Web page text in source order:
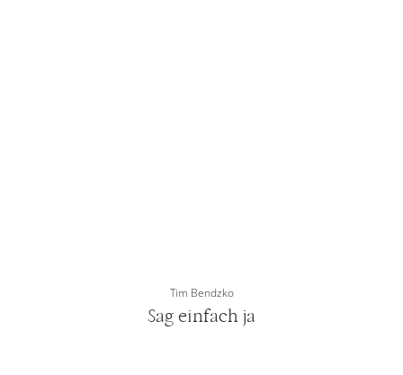
Tim Bendzko
Sag einfach ja